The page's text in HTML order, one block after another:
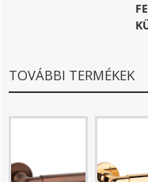
TOVÁBBI TERMÉKEK